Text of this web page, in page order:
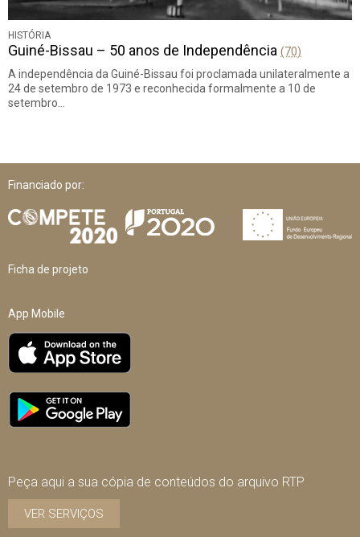
HISTÓRIA
Guiné-Bissau – 50 anos de Independência (70)
A independência da Guiné-Bissau foi proclamada unilateralmente a
24 de setembro de 1973 e reconhecida formalmente a 10 de
setembro…
Financiado por:
Ficha de projeto
App Mobile
Peça aqui a sua cópia de conteúdos do arquivo RTP
VER SERVIÇOS